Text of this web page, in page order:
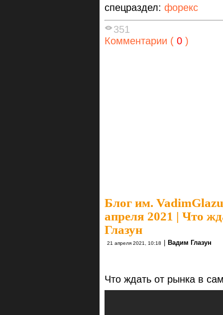
спецраздел: форекс
351
Комментарии ( 0 )
Блог им.
апреля 2021 | Что
Глазун
21 апреля 2021, 10:18 Вадим Глазун
Что ждать от рынка в